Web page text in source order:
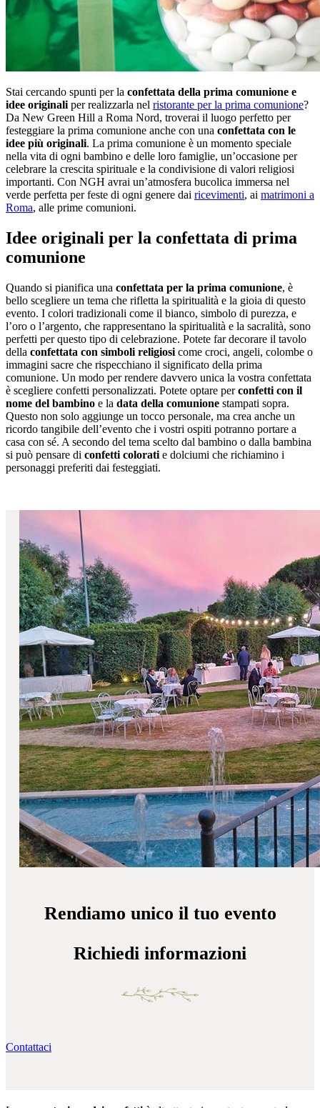
Stai cercando spunti per la confettata della prima comunione e
idee originali per realizzarla nel ristorante per la prima comunione?
Da New Green Hill a Roma Nord, troverai il luogo perfetto per
festeggiare la prima comunione anche con una confettata con le
idee più originali. La prima comunione è un momento speciale
nella vita di ogni bambino e delle loro famiglie, un’occasione per
celebrare la crescita spirituale e la condivisione di valori religiosi
importanti. Con NGH avrai un’atmosfera bucolica immersa nel
verde perfetta per feste di ogni genere dai ricevimenti, ai matrimoni a
Roma, alle prime comunioni.
Idee originali per la confettata di prima
comunione
Quando si pianifica una confettata per la prima comunione, è
bello scegliere un tema che rifletta la spiritualità e la gioia di questo
evento. I colori tradizionali come il bianco, simbolo di purezza, e
l’oro o l’argento, che rappresentano la spiritualità e la sacralità, sono
perfetti per questo tipo di celebrazione. Potete far decorare il tavolo
della confettata con simboli religiosi come croci, angeli, colombe o
immagini sacre che rispecchiano il significato della prima
comunione. Un modo per rendere davvero unica la vostra confettata
è scegliere confetti personalizzati. Potete optare perconfetti con il
nome del bambino e la data della comunione stampati sopra.
Questo non solo aggiunge un tocco personale, ma crea anche un
ricordo tangibile dell’evento che i vostri ospiti potranno portare a
casa con sé. A secondo del tema scelto dal bambino o dalla bambina
si può pensare di confetti colorati e dolciumi che richiamino i
personaggi preferiti dai festeggiati.
Rendiamo unico il tuo evento
Richiedi informazioni
Contattaci